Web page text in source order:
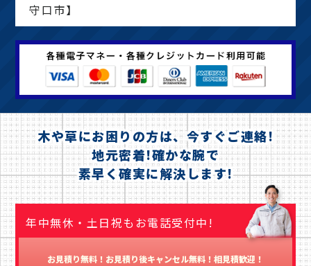
守口市】
木や草にお困りの方は、今すぐご連絡!
地元密着!確かな腕で
素早く確実に解決します!
年中無休・土日祝もお電話受付中!
お見積り無料！お見積り後キャンセル無料！相見積歓迎！